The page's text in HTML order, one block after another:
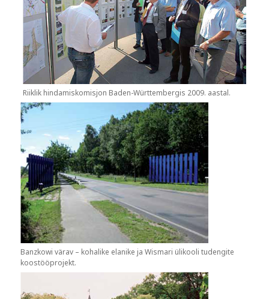
Riiklik hindamiskomisjon Baden-Württembergis 2009. aastal.
Banzkowi värav – kohalike elanike ja Wismari ülikooli tudengite
koostööprojekt.